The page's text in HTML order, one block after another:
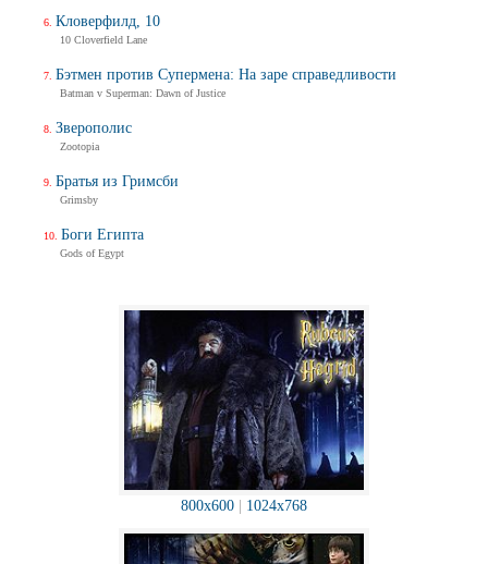
800x600 1024x768
Кловерфилд, 10
10 Cloverfield Lane
Бэтмен против Супермена: На заре справедливости
Batman v Superman: Dawn of Justice
Зверополис
Zootopia
Братья из Гримсби
Grimsby
Боги Египта
Gods of Egypt